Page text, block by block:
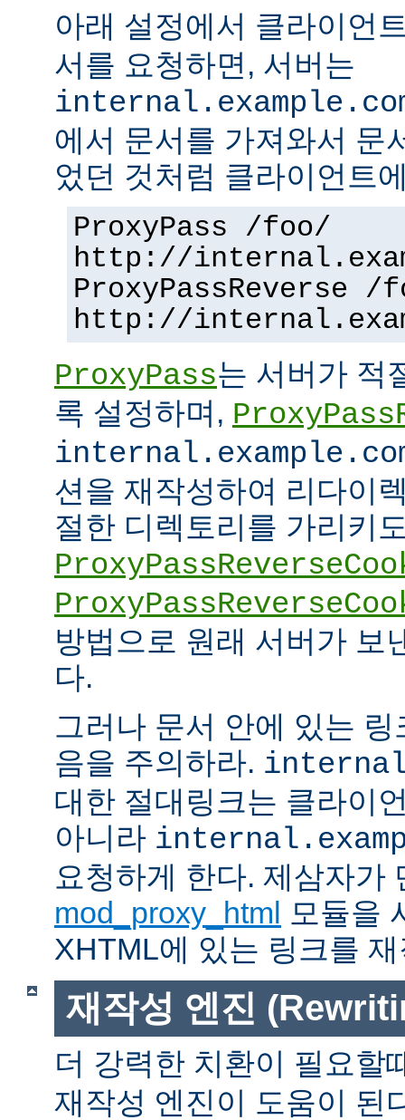
아래 설정에서 클라이언
서를 요청하면, 서버는
에서 문서를 가져와서 문
었던 것처럼 클라이언트
ProxyPass /foo/
http://
ProxyPassReverse /
http://
ProxyPass는 서버가 적
록 설정하며,
션을 재작성하여 리다이
절한 디렉토리를 가리키
방법으로 원래 서버가 보
다.
그러나 문서 안에 있는
음을 주의하라.
대한 절대링크는 클라이
아니라
요청하게 한다. 제삼자가
mod_proxy_html 모듈을
XHTML에 있는 링크를
재작성 엔진
더 강력한 치환이 필요할
재작성 엔진이 도움이 된